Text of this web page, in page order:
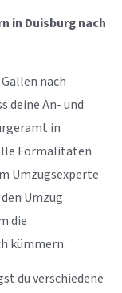
in Duisburg nach
nach
deine An- und
in
Formalitäten
Umzugsexperte
Umzug
die
kümmern.
du verschiedene